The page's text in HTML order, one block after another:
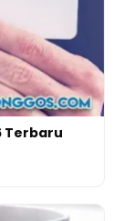
Terbaru